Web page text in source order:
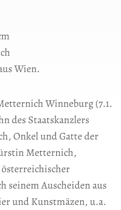
Wien.
Winneburg (7.1.
des Staatskanzlers
Onkel und Gatte der
Metternich,
österreichischer
seinem Auscheiden aus
und Kunstmäzen, u.a.